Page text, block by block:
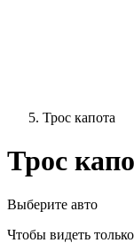
Трос капота
Трос
Выберите авто
Чтобы видеть